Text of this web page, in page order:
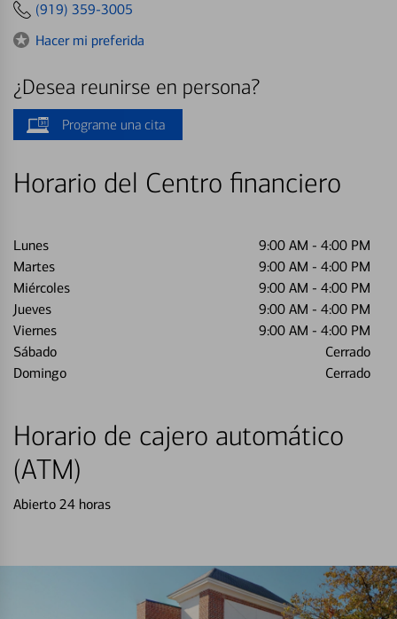
(919) 359-3005
Hacer mi preferida
¿Desea reunirse en persona?
Programe una cita
Horario del Centro financiero
Lunes 9:00 AM - 4:00 PM
Martes
9:00 AM - 4:00 PM
Miércoles
9:00 AM - 4:00 PM
Jueves
9:00 AM - 4:00 PM
Viernes
9:00 AM - 4:00 PM
Sábado
Cerrado
Domingo
Cerrado
Horario de cajero automático
(ATM)
Abierto 24 horas